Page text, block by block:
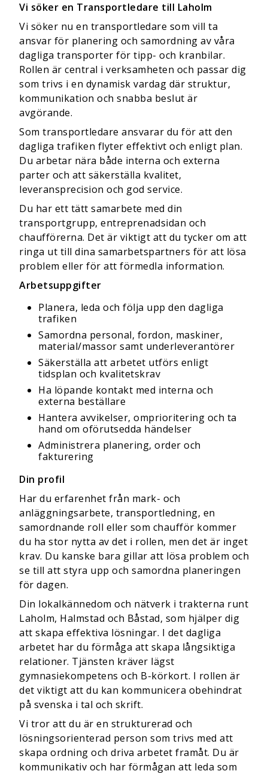
Vi söker en Transportledare till Laholm
Vi söker nu en transportledare som vill ta
ansvar för planering och samordning av våra
dagliga transporter för tipp- och kranbilar.
Rollen är central i verksamheten och passar dig
som trivs i en dynamisk vardag där struktur,
kommunikation och snabba beslut är
avgörande.
Som transportledare ansvarar du för att den
dagliga trafiken flyter effektivt och enligt plan.
Du arbetar nära både interna och externa
parter och att säkerställa kvalitet,
leveransprecision och god service.
Du har ett tätt samarbete med din
transportgrupp, entreprenadsidan och
chaufförerna. Det är viktigt att du tycker om att
ringa ut till dina samarbetspartners för att lösa
problem eller för att förmedla information.
Arbetsuppgifter
Planera, leda och följa upp den dagliga
trafiken
Samordna personal, fordon, maskiner,
material/massor samt underleverantörer
Säkerställa att arbetet utförs enligt
tidsplan och kvalitetskrav
Ha löpande kontakt med interna och
externa beställare
Hantera avvikelser, omprioritering och ta
hand om oförutsedda händelser
Administrera planering, order och
fakturering
Din profil
Har du erfarenhet från mark- och
anläggningsarbete, transportledning, en
samordnande roll eller som chaufför kommer
du ha stor nytta av det i rollen, men det är inget
krav. Du kanske bara gillar att lösa problem och
se till att styra upp och samordna planeringen
för dagen.
Din lokalkännedom och nätverk i trakterna runt
Laholm, Halmstad och Båstad, som hjälper dig
att skapa effektiva lösningar. I det dagliga
arbetet har du förmåga att skapa långsiktiga
relationer. Tjänsten kräver lägst
gymnasiekompetens och B-körkort. I rollen är
det viktigt att du kan kommunicera obehindrat
på svenska i tal och skrift.
Vi tror att du är en strukturerad och
lösningsorienterad person som trivs med att
skapa ordning och driva arbetet framåt. Du är
kommunikativ och har förmågan att leda som